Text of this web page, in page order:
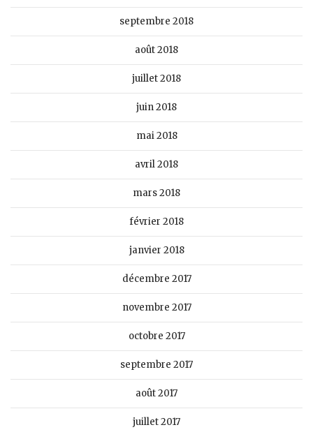
septembre 2018
août 2018
juillet 2018
juin 2018
mai 2018
avril 2018
mars 2018
février 2018
janvier 2018
décembre 2017
novembre 2017
octobre 2017
septembre 2017
août 2017
juillet 2017